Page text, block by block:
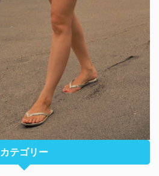
カテゴリー